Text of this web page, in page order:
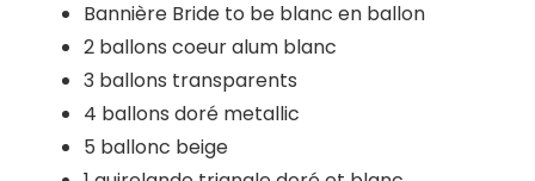
Bannière Bride to be blanc en ballon
2 ballons coeur alum blanc
3 ballons transparents
4 ballons doré metallic
5 ballonc beige